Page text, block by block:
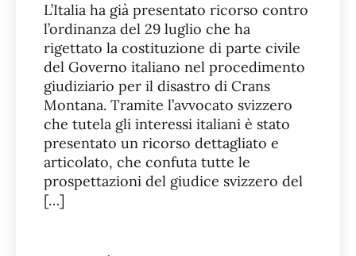
L’Italia ha già presentato ricorso contro
l’ordinanza del 29 luglio che ha
rigettato la costituzione di parte civile
del Governo italiano nel procedimento
giudiziario per il disastro di Crans
Montana. Tramite l’avvocato svizzero
che tutela gli interessi italiani è stato
presentato un ricorso dettagliato e
articolato, che confuta tutte le
prospettazioni del giudice svizzero del
[…]